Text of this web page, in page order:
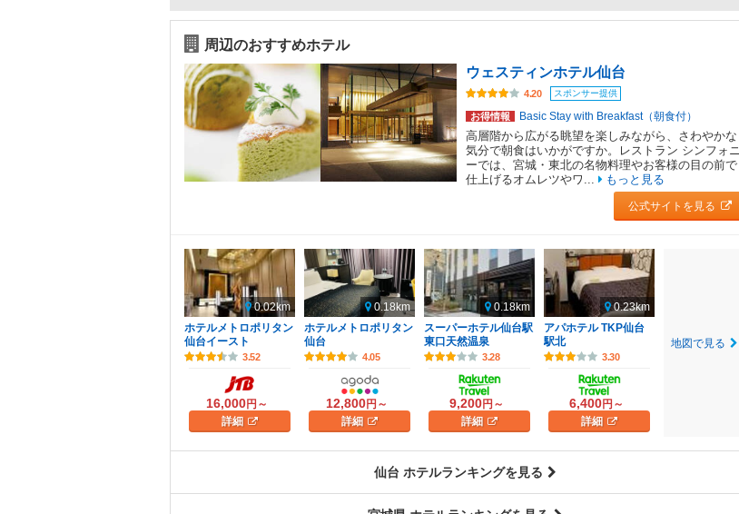
周辺のおすすめホテル
ウェスティンホテル仙台
4.20 スポンサー提供
お得情報 Basic Stay with Breakfast（朝食付）
高層階から広がる眺望を楽しみながら、さわやかな
気分で朝食はいかがですか。レストラン シンフォニ
ーでは、宮城・東北の名物料理やお客様の目の前で
仕上げるオムレツやワ...
もっと見る
公式サイトを見る
0.02km
ホテルメトロポリタン
仙台イースト
3.52
16,000円～
詳細
0.18km
ホテルメトロポリタン
仙台
4.05
12,800円～
詳細
0.18km
スーパーホテル仙台駅
東口天然温泉
3.28
9,200円～
詳細
0.23km
アパホテル TKP仙台
駅北
3.30
6,400円～
詳細
地図で見る
仙台 ホテルランキングを見る